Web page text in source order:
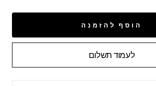
הוסף להזמנה
לעמוד תשלום